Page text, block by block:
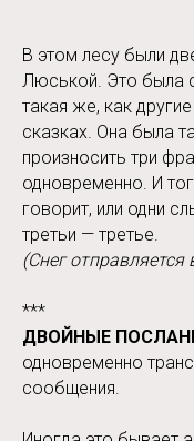
В этом лесу были
Люськой. Это была
такая же, как
сказках. Она была
произносить три
одновременно. И
говорит, или одни
третьи — третье.
(Снег
***
ДВОЙНЫЕ
одновременно
сообщения.